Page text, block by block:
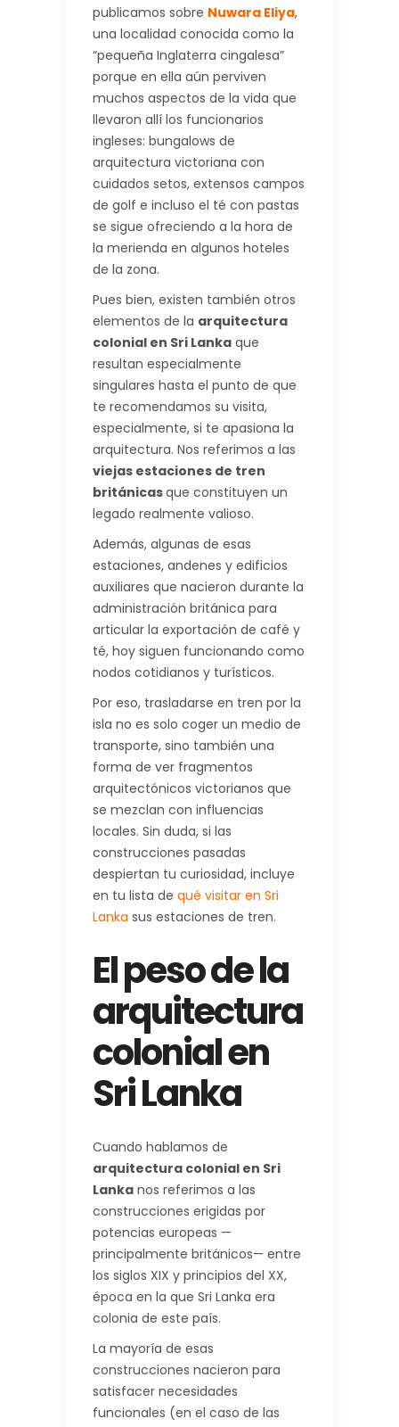
publicamos sobre Nuwara Eliya,
una localidad conocida como la
“pequeña Inglaterra cingalesa”
porque en ella aún perviven
muchos aspectos de la vida que
llevaron allí los funcionarios
ingleses: bungalows de
arquitectura victoriana con
cuidados setos, extensos campos
de golf e incluso el té con pastas
se sigue ofreciendo a la hora de
la merienda en algunos hoteles
de la zona.
Pues bien, existen también otros
elementos de la arquitectura
colonial en Sri Lanka que
resultan especialmente
singulares hasta el punto de que
te recomendamos su visita,
especialmente, si te apasiona la
arquitectura. Nos referimos a las
viejas estaciones de tren
británicasque constituyen un
legado realmente valioso.
Además, algunas de esas
estaciones, andenes y edificios
auxiliares que nacieron durante la
administración británica para
articular la exportación de café y
té, hoy siguen funcionando como
nodos cotidianos y turísticos.
Por eso, trasladarse en tren por la
isla no es solo coger un medio de
transporte, sino también una
forma de ver fragmentos
arquitectónicos victorianos que
se mezclan con influencias
locales. Sin duda, si las
construcciones pasadas
despiertan tu curiosidad, incluye
en tu lista de qué visitar en Sri
Lanka sus estaciones de tren.
El peso de la
arquitectura
colonial en
Sri Lanka
Cuando hablamos de
arquitectura colonial en Sri
Lanka nos referimos a las
construcciones erigidas por
potencias europeas —
principalmente británicos— entre
los siglos XIX y principios del XX,
época en la que Sri Lanka era
colonia de este país.
La mayoría de esas
construcciones nacieron para
satisfacer necesidades
funcionales (en el caso de las